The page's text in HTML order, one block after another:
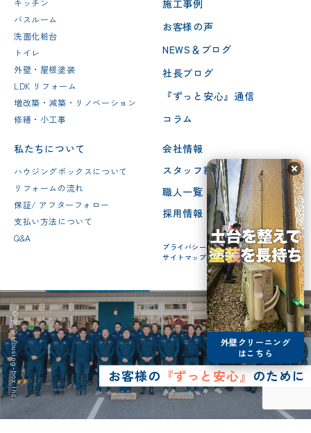
キッチン
バスルーム
洗面化粧台
トイレ
外壁・屋根塗装
LDK リフォーム
増改築・減築・リノベーション
修繕・小工事
施工事例
お客様の声
NEWS＆ブログ
社長ブログ
『ずっと安心』通信
コラム
私たちについて
ハウジングボックスについて
リフォームの流れ
保証/ アフターフォロー
支払い方法について
Q&A
会社情報
スタッフ紹介
職人一覧
採用情報
プライバシーポリシー
サイトマップ
お客様の 『ずっと安心』のために
© 2026 Housing-box Inc.
外壁クリーニング
はこちら